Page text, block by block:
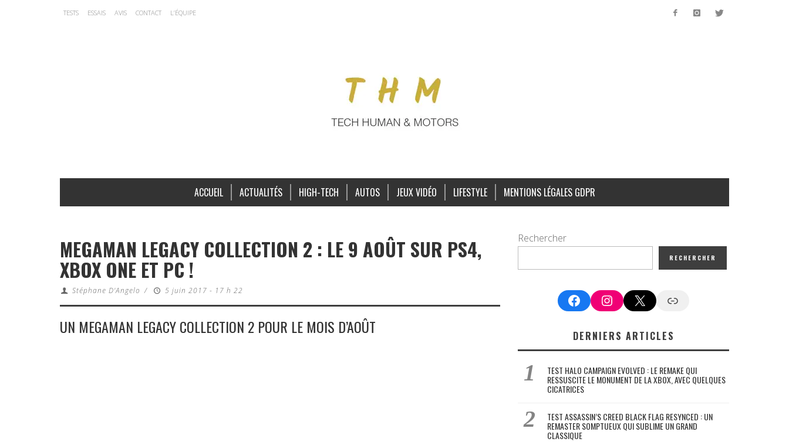
TESTS ESSAIS AVIS CONTACT L’ÉQUIPE
ACCUEIL ACTUALITÉS HIGH-TECH AUTOS JEUX VIDÉO LIFESTYLE MENTIONS LÉGALES GDPR
MEGAMAN LEGACY COLLECTION 2 : LE 9 AOÛT SUR PS4,
XBOX ONE ET PC !
Stéphane D'Angelo / 5 juin 2017 - 17 h 22
UN MEGAMAN LEGACY COLLECTION 2 POUR LE MOIS D’AOÛT
Rechercher
RECHERCHER
FacebookInstagram
X Google News
DERNIERS ARTICLES
TEST HALO CAMPAIGN EVOLVED : LE REMAKE QUI
RESSUSCITE LE MONUMENT DE LA XBOX, AVEC QUELQUES
CICATRICES
TEST ASSASSIN’S CREED BLACK FLAG RESYNCED : UN
REMASTER SOMPTUEUX QUI SUBLIME UN GRAND
CLASSIQUE